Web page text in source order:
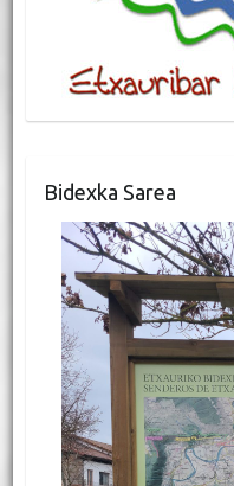
Bidexka Sarea